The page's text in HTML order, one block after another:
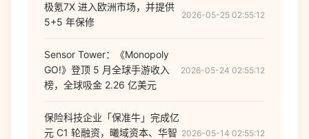
极氪7X 进入欧洲市场，并提供
5+5 年保修
2026-05-25 02:55:12
Sensor Tower：《Monopoly
GO!》登顶 5 月全球手游收入
榜，全球吸金 2.26 亿美元
2026-05-24 02:55:12
保险科技企业「保准牛」完成亿
元 C1 轮融资，曦域资本、华智 2026-05-14 02:55:12